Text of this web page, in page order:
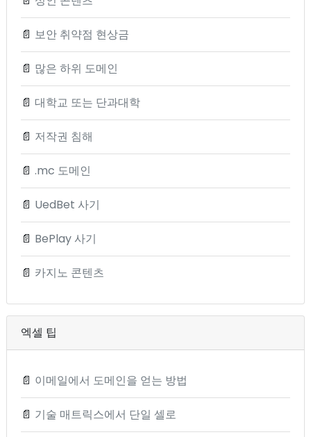
📄 보안 취약점 현상금
📄 많은 하위 도메인
📄 대학교 또는 단과대학
📄 저작권 침해
📄 .mc 도메인
📄 UedBet 사기
📄 BePlay 사기
📄 카지노 콘텐츠
엑셀 팁
📄 이메일에서 도메인을 얻는 방법
📄 기술 매트릭스에서 단일 셀로